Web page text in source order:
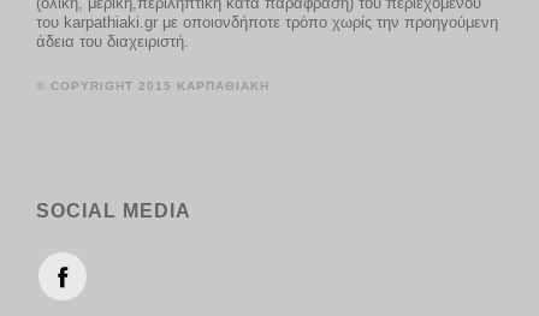
του karpathiaki.gr με οποιονδήποτε τρόπο χωρίς την προηγούμενη
άδεια του διαχειριστή.
© COPYRIGHT 2015 ΚΑΡΠΑΘΙΑΚΗ
SOCIAL MEDIA